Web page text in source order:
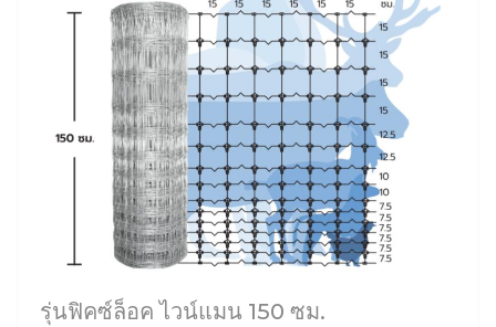
รุ่นฟิคซ์ล็อค ไวน์แมน 150 ซม.